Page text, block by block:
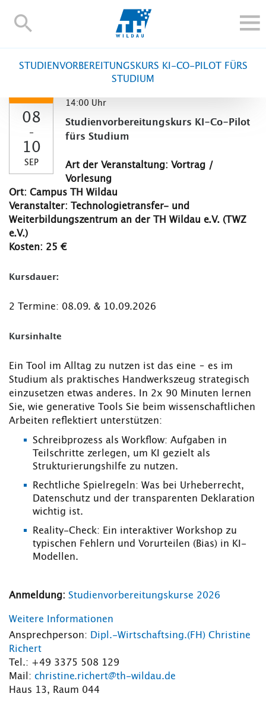
TH-
FORSCHUNG UND TRANSFER
ALUMNI
HOCHSCHULE
INTERNATIONAL
BESCHÄFTIGTE
Blogs Kontakt und Anfahrt
TH Online-Portal Personensuche English
STUDIENVORBEREITUNGSKURS KI-CO-PILOT FÜRS
STUDIUM
08
-
10
SEP
14:00 Uhr
Studienvorbereitungskurs KI-Co-Pilot
fürs Studium
Art der Veranstaltung: Vortrag /
Vorlesung
Ort: Campus TH Wildau
Veranstalter: Technologietransfer- und
Weiterbildungszentrum an der TH Wildau e.V. (TWZ
e.V.)
Kosten: 25 €
Kursdauer:
2 Termine: 08.09. & 10.09.2026
Kursinhalte
Ein Tool im Alltag zu nutzen ist das eine – es im
Studium als praktisches Handwerkszeug strategisch
einzusetzen etwas anderes. In 2x 90 Minuten lernen
Sie, wie generative Tools Sie beim wissenschaftlichen
Arbeiten reflektiert unterstützen:
Schreibprozess als Workflow: Aufgaben in
Teilschritte zerlegen, um KI gezielt als
Strukturierungshilfe zu nutzen.
Rechtliche Spielregeln: Was bei Urheberrecht,
Datenschutz und der transparenten Deklaration
wichtig ist.
Reality-Check: Ein interaktiver Workshop zu
typischen Fehlern und Vorurteilen (Bias) in KI-
Modellen.
Anmeldung: Studienvorbereitungskurse 2026
Weitere Informationen
Ansprechperson: Dipl.-Wirtschaftsing.(FH) Christine
Richert
Tel.: +49 3375 508 129
Mail: christine.richert@th-wildau.de
Haus 13, Raum 044